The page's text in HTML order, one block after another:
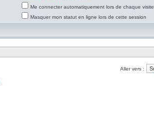
Me connecter automatiquement lors de chaque visite
Masquer mon statut en ligne lors de cette session
Aller vers :